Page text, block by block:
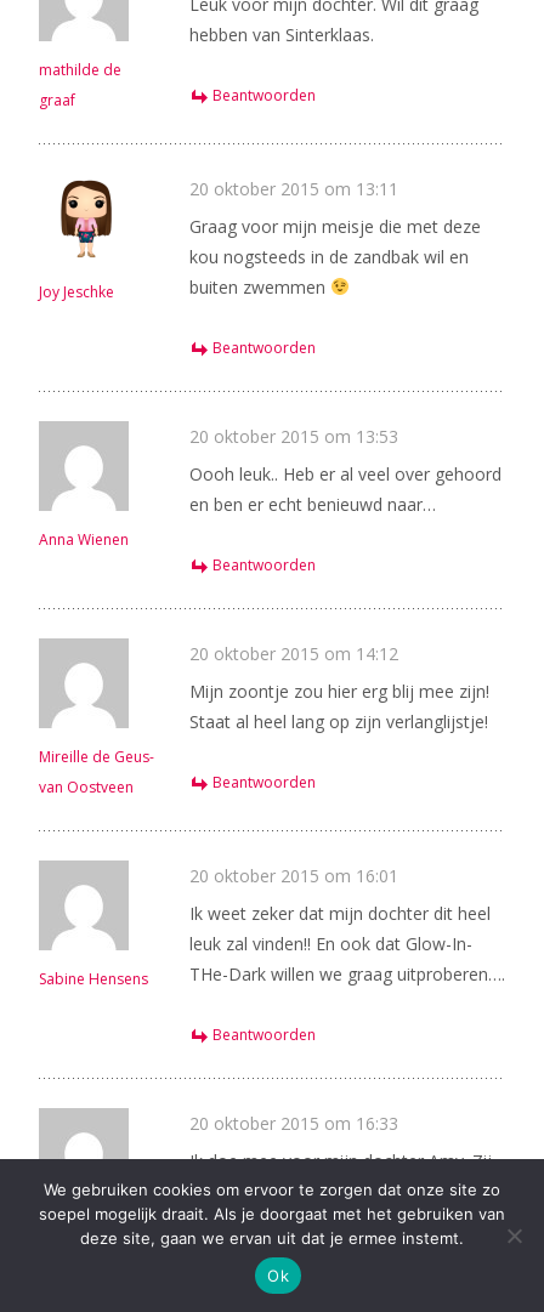
mathilde de
graaf
hebben van Sinterklaas.
Beantwoorden
Joy Jeschke
20 oktober 2015 om 13:11
Graag voor mijn meisje die met deze
kou nogsteeds in de zandbak wil en
buiten zwemmen
Beantwoorden
Anna Wienen
20 oktober 2015 om 13:53
Oooh leuk.. Heb er al veel over gehoord
en ben er echt benieuwd naar…
Beantwoorden
Mireille de Geus-
van Oostveen
20 oktober 2015 om 14:12
Mijn zoontje zou hier erg blij mee zijn!
Staat al heel lang op zijn verlanglijstje!
Beantwoorden
Sabine Hensens
20 oktober 2015 om 16:01
Ik weet zeker dat mijn dochter dit heel
leuk zal vinden!! En ook dat Glow-In-
THe-Dark willen we graag uitproberen….
Beantwoorden
Sabine
20 oktober 2015 om 16:33
Ik doe mee voor mijn dochter Amy. Zij
vindt knoeien met zand echt geweldig.
We gebruiken cookies om ervoor te zorgen dat onze site zo
soepel mogelijk draait. Als je doorgaat met het gebruiken van
deze site, gaan we ervan uit dat je ermee instemt.
Ok